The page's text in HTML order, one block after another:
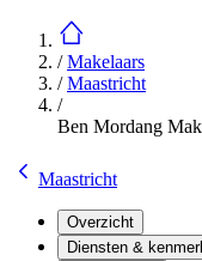
/Makelaars
/Maastricht
/
Ben Mordang
Maastricht
Overzicht
Diensten &